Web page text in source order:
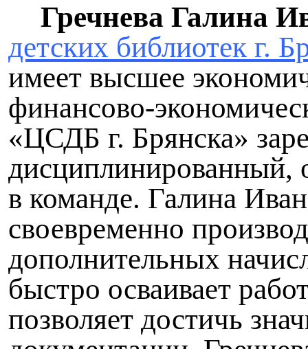
Гречнева Галина
детских библиотек г.
имеет высшее
финансово-
«ЦСДБ г. Брянска»
дисциплинированный,
в команде. Галина
своевременно
дополнительных
быстро осваивает
позволяет достичь